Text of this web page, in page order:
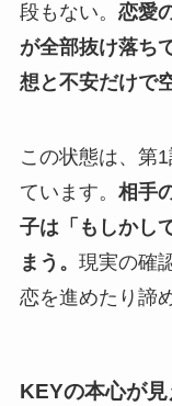
段もない。 恋愛
が全部抜け落ち
想と不安だけで
この状態は、第
ています。 相手
子は「もしかし
まう。 現実の確
恋を進めたり諦
KEYの本心が